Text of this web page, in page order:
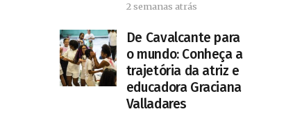
2 semanas atrás
De Cavalcante para
o mundo: Conheça a
trajetória da atriz e
educadora Graciana
Valladares